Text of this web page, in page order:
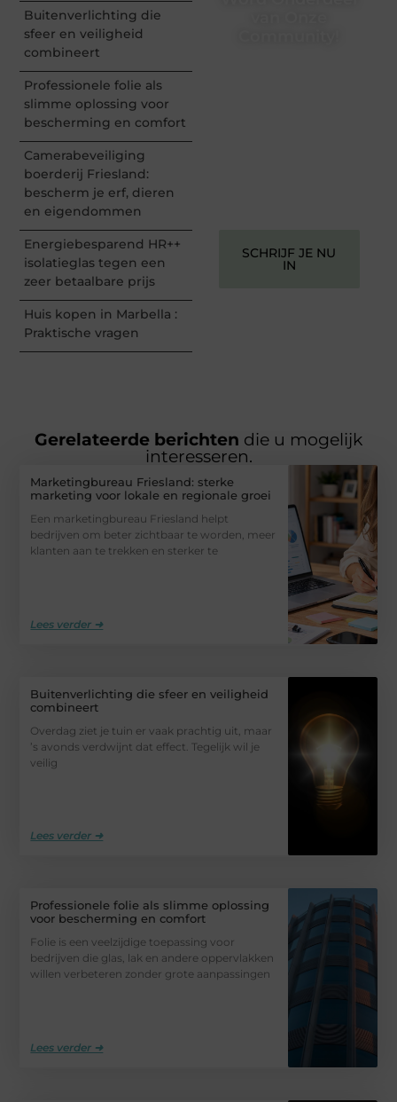
Buitenverlichting die
sfeer en veiligheid
combineert
Professionele folie als
slimme oplossing voor
bescherming en comfort
Camerabeveiliging
boerderij Friesland:
bescherm je erf, dieren
en eigendommen
Energiebesparend HR++
isolatieglas tegen een
zeer betaalbare prijs
Huis kopen in Marbella :
Praktische vragen
SCHRIJF JE NU
IN
Gerelateerde berichten die u mogelijk
interesseren.
Marketingbureau Friesland: sterke
marketing voor lokale en regionale groei
Een marketingbureau Friesland helpt
bedrijven om beter zichtbaar te worden, meer
klanten aan te trekken en sterker te
Lees verder ➜
Buitenverlichting die sfeer en veiligheid
combineert
Overdag ziet je tuin er vaak prachtig uit, maar
’s avonds verdwijnt dat effect. Tegelijk wil je
veilig
Lees verder ➜
Professionele folie als slimme oplossing
voor bescherming en comfort
Folie is een veelzijdige toepassing voor
bedrijven die glas, lak en andere oppervlakken
willen verbeteren zonder grote aanpassingen
Lees verder ➜